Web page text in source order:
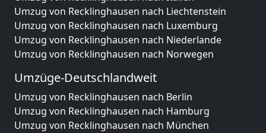
Umzug von Recklinghausen nach Liechtenstein
Umzug von Recklinghausen nach Luxemburg
Umzug von Recklinghausen nach Niederlande
Umzug von Recklinghausen nach Norwegen
Umzüge-Deutschlandweit
Umzug von Recklinghausen nach Berlin
Umzug von Recklinghausen nach Hamburg
Umzug von Recklinghausen nach München